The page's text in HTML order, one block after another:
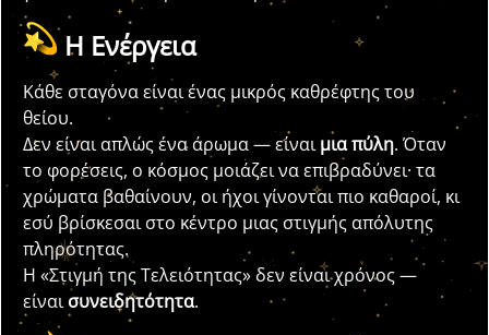
Η Ενέργεια
Κάθε σταγόνα είναι ένας μικρός καθρέφτης του
θείου.
Δεν είναι απλώς ένα άρωμα — είναιμια πύλη. Όταν
το φορέσεις, ο κόσμος μοιάζει να επιβραδύνει· τα
χρώματα βαθαίνουν, οι ήχοι γίνονται πιο καθαροί, κι
εσύ βρίσκεσαι στο κέντρο μιας στιγμής απόλυτης
πληρότητας.
Η «Στιγμή της Τελειότητας» δεν είναι χρόνος —
είναισυνειδητότητα.